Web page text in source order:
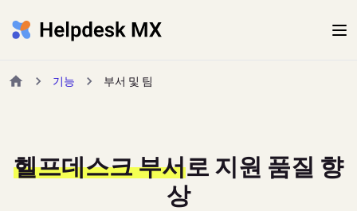
기능 부서 및 팀
헬프데스크 부서로 지원 품질 향
상